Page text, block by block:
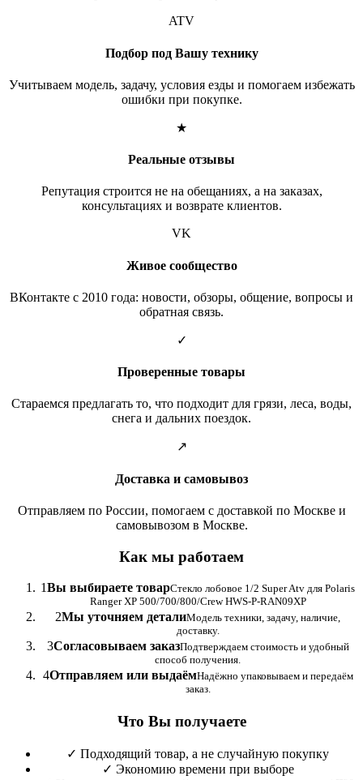
ATV
Подбор под Вашу технику
Учитываем модель, задачу, условия езды и помогаем избежать
ошибки при покупке.
★
Реальные отзывы
Репутация строится не на обещаниях, а на заказах,
консультациях и возврате клиентов.
VK
Живое сообщество
ВКонтакте с 2010 года: новости, обзоры, общение, вопросы и
обратная связь.
✓
Проверенные товары
Стараемся предлагать то, что подходит для грязи, леса, воды,
снега и дальних поездок.
↗
Доставка и самовывоз
Отправляем по России, помогаем с доставкой по Москве и
самовывозом в Москве.
Как мы работаем
1Вы выбираете товарСтекло лобовое 1/2 Super Atv для Polaris
Ranger XP 500/700/800/Crew HWS-P-RAN09XP
2Мы уточняем деталиМодель техники, задачу, наличие,
доставку.
3Согласовываем заказПодтверждаем стоимость и удобный
способ получения.
4Отправляем или выдаёмНадёжно упаковываем и передаём
заказ.
Что Вы получаете
✓ Подходящий товар, а не случайную покупку
✓ Экономию времени при выборе